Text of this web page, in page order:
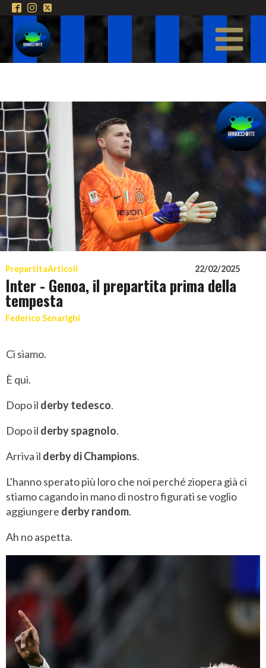
PrepartitaArticoli 22/02/2025
Inter - Genoa, il prepartita prima della
tempesta
Federico Senarighi
Ci siamo.
È qui.
Dopo il derby tedesco.
Dopo il derby spagnolo.
Arriva il derby di Champions.
L'hanno sperato più loro che noi perché ziopera già ci
stiamo cagando in mano di nostro figurati se voglio
aggiungere derby random.
Ah no aspetta.